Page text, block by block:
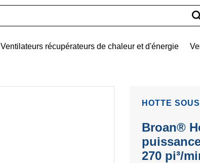
Ventilateurs récupérateurs de chaleur et d'énergie
HOTTE
Broan®
270 pi³/